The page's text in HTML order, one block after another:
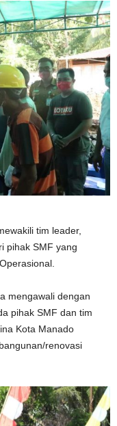
tim leader,
pihak SMF yang
mengawali dengan
pihak SMF dan tim
Kota Manado
renovasi